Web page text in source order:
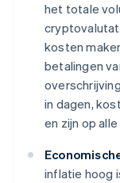
het totale
kosten
betalingen
in dagen,
en zijn op
inflatie hoog